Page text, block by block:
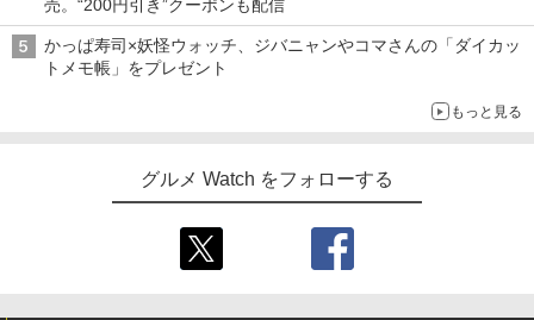
売。“200円引き”クーポンも配信
かっぱ寿司×妖怪ウォッチ、ジバニャンやコマさんの「ダイカッ
トメモ帳」をプレゼント
もっと見る
グルメ Watch をフォローする